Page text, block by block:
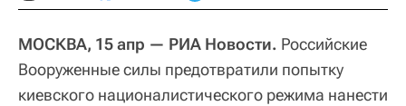
МОСКВА, 15 апр — РИА Новости. Российские
Вооруженные силы предотвратили попытку
киевского националистического режима нанести